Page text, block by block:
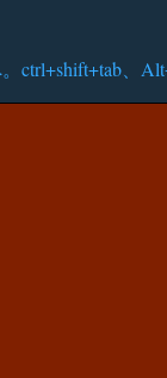
ctrl+shift+tab、